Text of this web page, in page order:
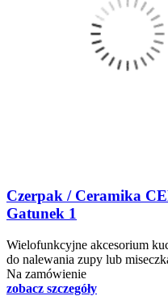
Czerpak / Ceramika
Gatunek 1
Wielofunkcyjne akcesorium
do nalewania zupy lub
Na zamówienie
zobacz szczegóły